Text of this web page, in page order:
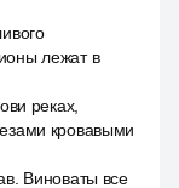
лежат в
реках,
кровавыми
Виноваты все